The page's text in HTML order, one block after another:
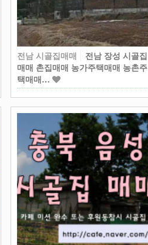
전남 시골집매매
전남 장성 시골집
매매 촌집매매 농가주택매매 농촌주
택매매…